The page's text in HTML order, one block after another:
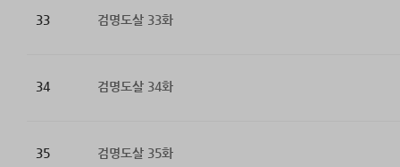
33 검명도살 33화
34 검명도살 34화
35 검명도살 35화